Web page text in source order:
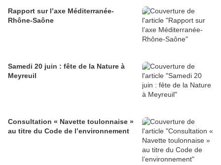
Rapport sur l’axe Méditerranée-
Rhône-Saône
Samedi 20 juin : fête de la Nature à
Meyreuil
Consultation « Navette toulonnaise »
au titre du Code de l’environnement